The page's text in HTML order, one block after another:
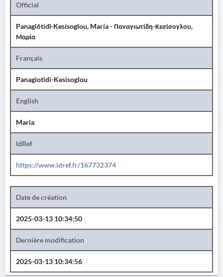
Official
Panagiōtídī-Kesísoglou, María - Παναγιωτίδη-Κεσίσογλου,
Μαρία
Français
Panagiotidi-Kesisoglou
English
Maria
IdRef
https://www.idref.fr/167732374
Date de création
2025-03-13 10:34:50
Dernière modification
2025-03-13 10:34:56